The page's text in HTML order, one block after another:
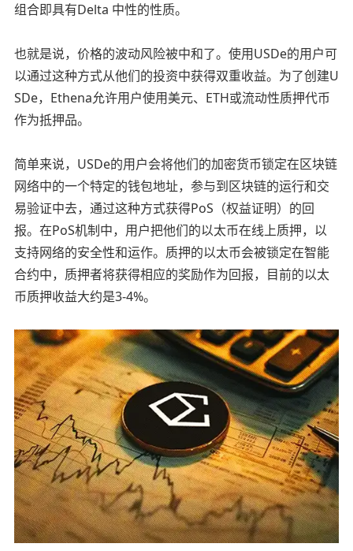
组合即具有Delta 中性的性质。
也就是说，价格的波动风险被中和了。使用USDe的用户可
以通过这种方式从他们的投资中获得双重收益。为了创建U
SDe，Ethena允许用户使用美元、ETH或流动性质押代币
作为抵押品。
简单来说，USDe的用户会将他们的加密货币锁定在区块链
网络中的一个特定的钱包地址，参与到区块链的运行和交
易验证中去，通过这种方式获得PoS（权益证明）的回
报。在PoS机制中，用户把他们的以太币在线上质押，以
支持网络的安全性和运作。质押的以太币会被锁定在智能
合约中，质押者将获得相应的奖励作为回报，目前的以太
币质押收益大约是3-4%。